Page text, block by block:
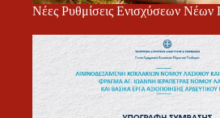
Νέες Ρυθμίσεις Ενισχύσεων Νέων